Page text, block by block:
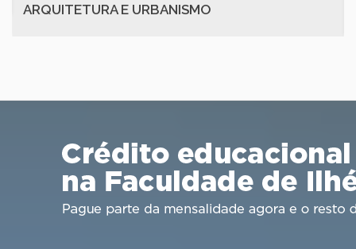
ARQUITETURA E URBANISMO